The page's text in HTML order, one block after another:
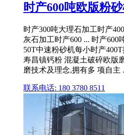
时产600吨欧版粉
时产300吨大理石加工时产
灰石加工时产600 ... 时产
50T中速粉砂机每小时产
寿昌镇钙粉 混凝土破碎欧版
磨技术及理念,拥有多 项自主
联系电话: 180 3780 8511